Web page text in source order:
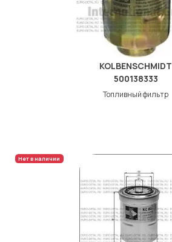
KOLBENSCHMIDT
500138333
Топливный фильтр
Нет в наличии